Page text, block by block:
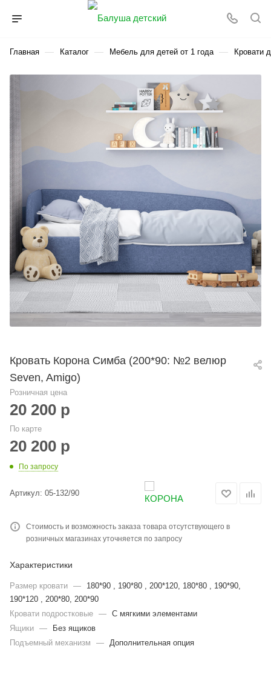
Главная — Каталог — Мебель для детей от 1 года — Кровати
Кровать Корона Симба (200*90: №2 велюр
Seven, Amigo)
Розничная цена
20 200 р
По карте
20 200 р
По запросу
Артикул: 05-132/90
Стоимость и возможность заказа товара отсутствующего в
розничных магазинах уточняется по запросу
Характеристики
Размер кровати —
180*90 , 190*80 , 200*120, 180*80 , 190*90,
190*120 , 200*80, 200*90
Кровати подростковые — С мягкими элементами
Ящики —
Без ящиков
Подъемный механизм
— Дополнительная опция